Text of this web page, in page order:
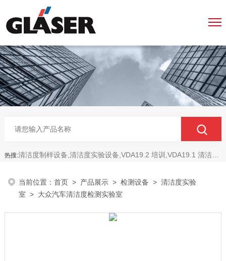
热搜:清洁度制样设备,清洁度实验设备,VDA19.2 培训,VDA19.1 清洁度,ISO16232 清洁度
当前位置：首页 > 产品展示 >检测设备 >清洁度实验
室 > 大众汽车清洁度检测实验室